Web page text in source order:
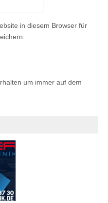
in diesem Browser für
um immer auf dem